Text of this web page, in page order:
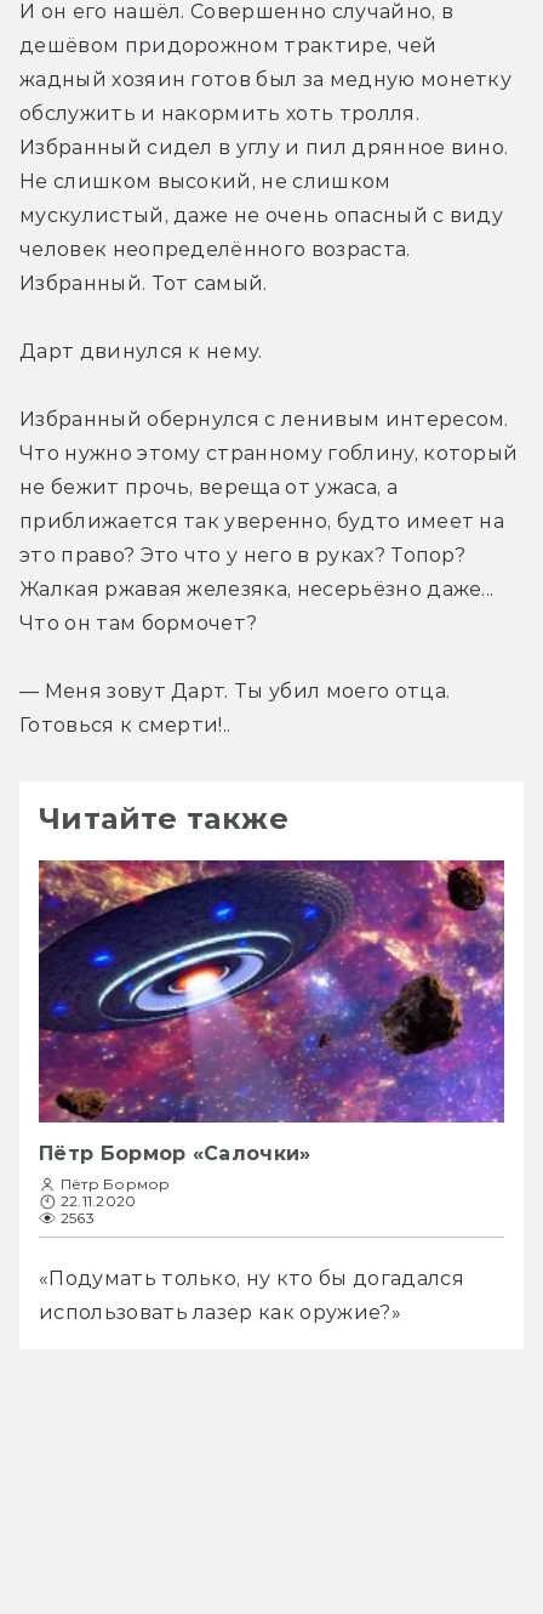
И он его нашёл. Совершенно случайно, в
дешёвом придорожном трактире, чей
жадный хозяин готов был за медную монетку
обслужить и накормить хоть тролля.
Избранный сидел в углу и пил дрянное вино.
Не слишком высокий, не слишком
мускулистый, даже не очень опасный с виду
человек неопределённого возраста.
Избранный. Тот самый.
Дарт двинулся к нему.
Избранный обернулся с ленивым интересом.
Что нужно этому странному гоблину, который
не бежит прочь, вереща от ужаса, а
приближается так уверенно, будто имеет на
это право? Это что у него в руках? Топор?
Жалкая ржавая железяка, несерьёзно даже...
Что он там бормочет?
— Меня зовут Дарт. Ты убил моего отца.
Готовься к смерти!..
Читайте также
Пётр Бормор «Салочки»
Пётр Бормор
22.11.2020
2563
«Подумать только, ну кто бы догадался
использовать лазер как оружие?»